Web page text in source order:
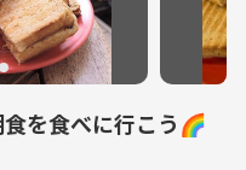
食を食べに行こう🌈